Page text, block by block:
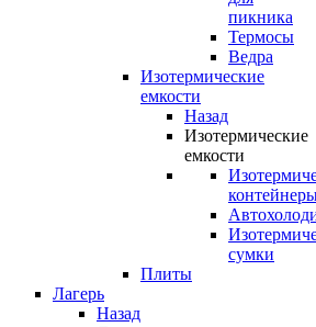
пикника
Термосы
Ведра
Изотермические
емкости
Назад
Изотермические
емкости
сумки
Плиты
Лагерь
Назад